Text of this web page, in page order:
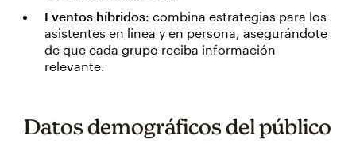
Eventos híbridos: combina estrategias para los
asistentes en línea y en persona, asegurándote
de que cada grupo reciba información
relevante.
Datos demográficos del público